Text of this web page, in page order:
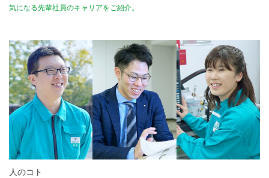
気になる先輩社員のキャリアをご紹介。
人のコト